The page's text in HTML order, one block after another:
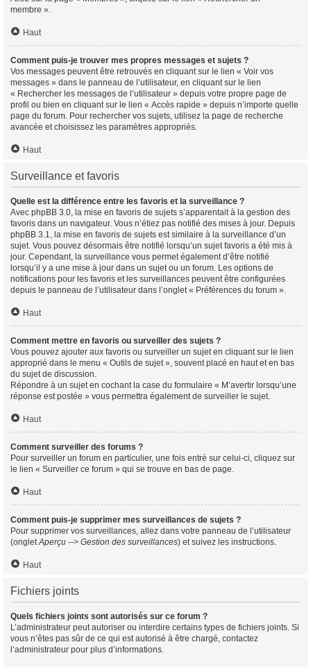
membre ».
Haut
Comment puis-je trouver mes propres messages et sujets ?
Vos messages peuvent être retrouvés en cliquant sur le lien « Voir vos
messages » dans le panneau de l’utilisateur, en cliquant sur le lien
« Rechercher les messages de l’utilisateur » depuis votre propre page de
profil ou bien en cliquant sur le lien « Accès rapide » depuis n’importe quelle
page du forum. Pour rechercher vos sujets, utilisez la page de recherche
avancée et choisissez les paramètres appropriés.
Haut
Surveillance et favoris
Quelle est la différence entre les favoris et la surveillance ?
Avec phpBB 3.0, la mise en favoris de sujets s’apparentait à la gestion des
favoris dans un navigateur. Vous n’étiez pas notifié des mises à jour. Depuis
phpBB 3.1, la mise en favoris de sujets est similaire à la surveillance d’un
sujet. Vous pouvez désormais être notifié lorsqu’un sujet favoris a été mis à
jour. Cependant, la surveillance vous permet également d’être notifié
lorsqu’il y a une mise à jour dans un sujet ou un forum. Les options de
notifications pour les favoris et les surveillances peuvent être configurées
depuis le panneau de l’utilisateur dans l’onglet « Préférences du forum ».
Haut
Comment mettre en favoris ou surveiller des sujets ?
Vous pouvez ajouter aux favoris ou surveiller un sujet en cliquant sur le lien
approprié dans le menu « Outils de sujet », souvent placé en haut et en bas
du sujet de discussion.
Répondre à un sujet en cochant la case du formulaire « M’avertir lorsqu’une
réponse est postée » vous permettra également de surveiller le sujet.
Haut
Comment surveiller des forums ?
Pour surveiller un forum en particulier, une fois entré sur celui-ci, cliquez sur
le lien « Surveiller ce forum » qui se trouve en bas de page.
Haut
Comment puis-je supprimer mes surveillances de sujets ?
Pour supprimer vos surveillances, allez dans votre panneau de l’utilisateur
(ongletAperçu --> Gestion des surveillances) et suivez les instructions.
Haut
Fichiers joints
Quels fichiers joints sont autorisés sur ce forum ?
L’administrateur peut autoriser ou interdire certains types de fichiers joints. Si
vous n’êtes pas sûr de ce qui est autorisé à être chargé, contactez
l’administrateur pour plus d’informations.